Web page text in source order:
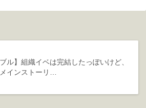
ブル】組織イベは完結したっぽいけど、
インストーリ…